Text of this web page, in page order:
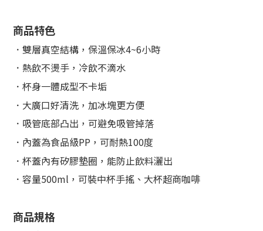
商品特色
．雙層真空結構，保溫保冰4~6小時
．熱飲不燙手，冷飲不滴水
．杯身一體成型不卡垢
．大廣口好清洗，加冰塊更方便
． 吸管底部凸出，可避免吸管掉落
． 內蓋為食品級PP，可耐熱100度
．杯蓋內有矽膠墊圈，能防止飲料灑出
．容量500ml，可裝中杯手搖、大杯超商咖啡
商品規格